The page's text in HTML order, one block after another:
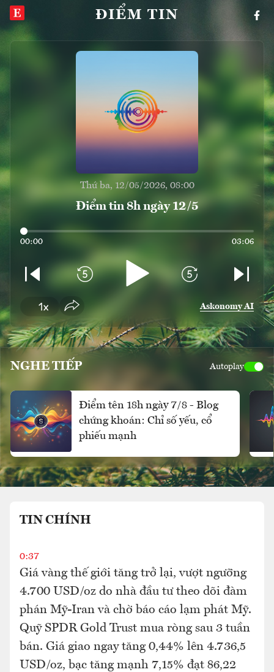
ĐIỂM TIN
Thứ ba, 12/05/2026, 08:00
Điểm tin 8h ngày 12/5
00:00 03:06
Askonomy AI
NGHE TIẾP Autoplay
Điểm tên 18h ngày 7/8 - Blog
chứng khoán: Chỉ số yếu, cổ
phiếu mạnh
TIN CHÍNH
0:37
Giá vàng thế giới tăng trở lại, vượt ngưỡng
4.700 USD/oz do nhà đầu tư theo dõi đàm
phán Mỹ-Iran và chờ báo cáo lạm phát Mỹ.
Quỹ SPDR Gold Trust mua ròng sau 3 tuần
bán. Giá giao ngay tăng 0,44% lên 4.736,5
USD/oz, bạc tăng mạnh 7,15% đạt 86,22